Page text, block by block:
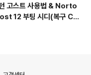
고스트 사용법 & Norto
12 부팅 시디(복구 C